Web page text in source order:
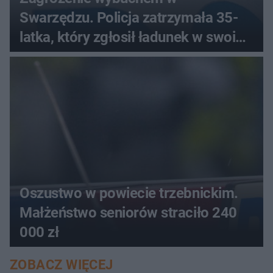
Swarzędzu. Policja zatrzymała 35-
latka, który zgłosił ładunek w swoim
aucie
Oszustwo w powiecie trzebnickim.
Małżeństwo seniorów straciło 240
000 zł
ZOBACZ WIĘCEJ